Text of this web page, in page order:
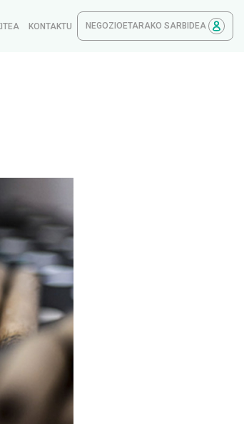
KONTAKTU NEGOZIOETARAKO SARBIDEA